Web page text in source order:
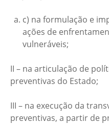
c) na formulação e
ações de
vulneráveis;
II – na articulação de
preventivas do Estado;
III – na execução da
preventivas, a partir de